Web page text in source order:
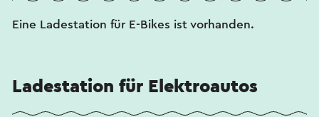
Eine Ladestation für E-Bikes ist vorhanden.
Ladestation für Elektroautos